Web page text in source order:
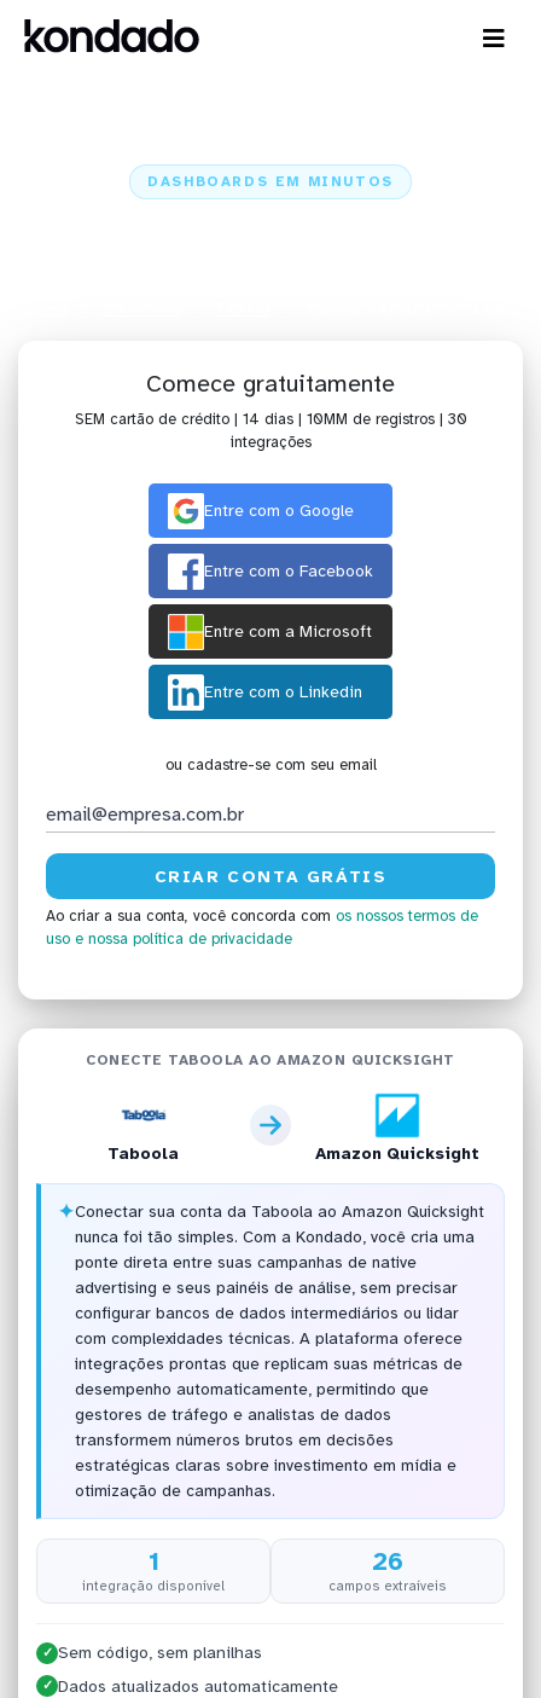
DASHBOARDS EM MINUTOS
Comece gratuitamente
SEM cartão de crédito | 14 dias | 10MM de registros | 30
integrações
Entre com o Google
Entre com o Facebook
Entre com a Microsoft
Entre com o Linkedin
ou cadastre-se com seu email
Ao criar a sua conta, você concorda com os nossos termos de
uso e nossa política de privacidade
CONECTE TABOOLA AO AMAZON QUICKSIGHT
Taboola Amazon Quicksight
✦Conectar sua conta da Taboola ao Amazon Quicksight
nunca foi tão simples. Com a Kondado, você cria uma
ponte direta entre suas campanhas de native
advertising e seus painéis de análise, sem precisar
configurar bancos de dados intermediários ou lidar
com complexidades técnicas. A plataforma oferece
integrações prontas que replicam suas métricas de
desempenho automaticamente, permitindo que
gestores de tráfego e analistas de dados
transformem números brutos em decisões
estratégicas claras sobre investimento em mídia e
otimização de campanhas.
1
integração disponível
26
campos extraíveis
✓ Sem código, sem planilhas
✓ Dados atualizados automaticamente